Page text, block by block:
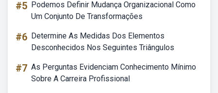
#5 Podemos Definir Mudança Organizacional Como
Um Conjunto De Transformações
#6 Determine As Medidas Dos Elementos
Desconhecidos Nos Seguintes Triângulos
#7 As Perguntas Evidenciam Conhecimento Mínimo
Sobre A Carreira Profissional